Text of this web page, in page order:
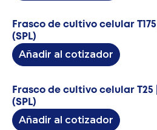
Frasco de cultivo celular
(SPL)
Añadir al cotizador
Frasco de cultivo celular T25
(SPL)
Añadir al cotizador